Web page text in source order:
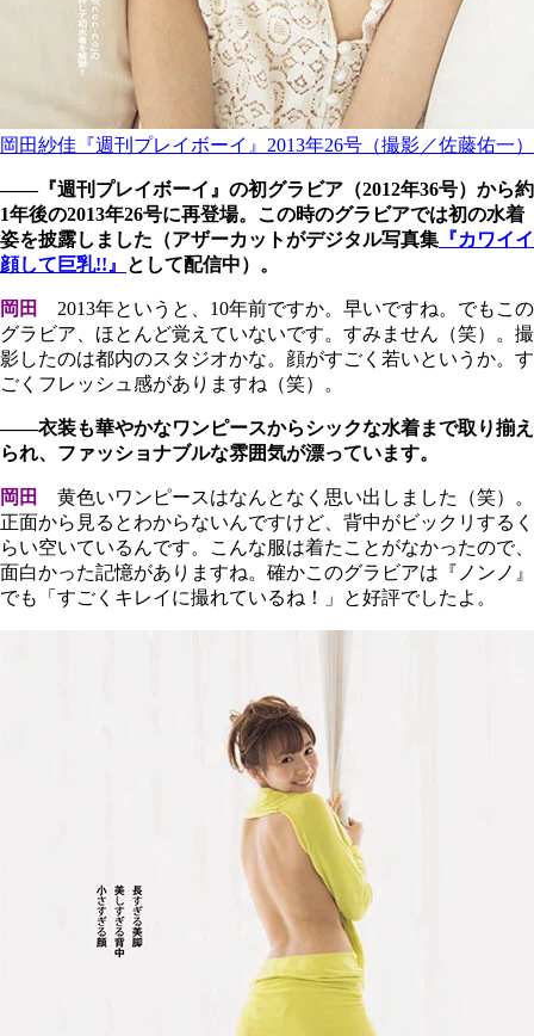
岡田紗佳『週刊プレイボーイ』2013年26号（撮影／佐藤佑一）
――『週刊プレイボーイ』の初グラビア（2012年36号）から約
1年後の2013年26号に再登場。この時のグラビアでは初の水着
姿を披露しました（アザーカットがデジタル写真集 『カワイイ
顔して巨乳!!』
として配信中）。
岡田
2013年というと、10年前ですか。早いですね。でもこの
グラビア、ほとんど覚えていないです。すみません（笑）。撮
影したのは都内のスタジオかな。顔がすごく若いというか。す
ごくフレッシュ感がありますね（笑）。
――衣装も華やかなワンピースからシックな水着まで取り揃え
られ、ファッショナブルな雰囲気が漂っています。
岡田
黄色いワンピースはなんとなく思い出しました（笑）。
正面から見るとわからないんですけど、背中がビックリするく
らい空いているんです。こんな服は着たことがなかったので、
面白かった記憶がありますね。確かこのグラビアは『ノンノ』
でも「すごくキレイに撮れているね！」と好評でしたよ。